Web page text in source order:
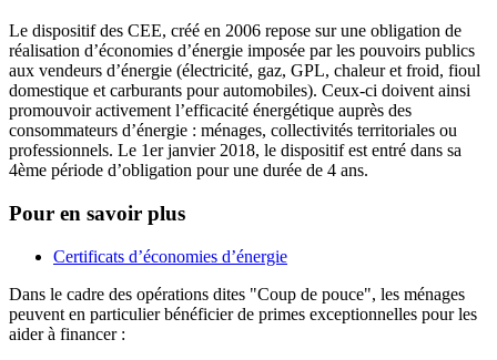
Le dispositif des CEE, créé en 2006 repose sur une obligation de
réalisation d’économies d’énergie imposée par les pouvoirs publics
aux vendeurs d’énergie (électricité, gaz, GPL, chaleur et froid, fioul
domestique et carburants pour automobiles). Ceux-ci doivent ainsi
promouvoir activement l’efficacité énergétique auprès des
consommateurs d’énergie : ménages, collectivités territoriales ou
professionnels. Le 1er janvier 2018, le dispositif est entré dans sa
4ème période d’obligation pour une durée de 4 ans.
Pour en savoir plus
Certificats d’économies d’énergie
Dans le cadre des opérations dites "Coup de pouce", les ménages
peuvent en particulier bénéficier de primes exceptionnelles pour les
aider à financer :